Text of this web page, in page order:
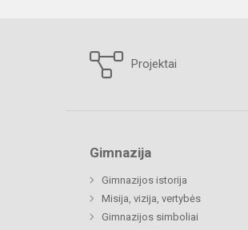
Projektai
Gimnazija
Gimnazijos istorija
Misija, vizija, vertybės
Gimnazijos simboliai